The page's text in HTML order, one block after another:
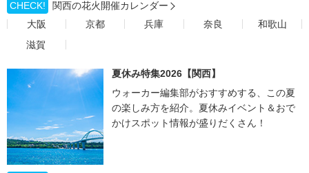
CHECK!
関西の花火開催カレンダー
大阪
京都 兵庫 奈良
和歌山
滋賀
夏休み特集2026【関西】
ウォーカー編集部がおすすめする、この夏
の楽しみ方を紹介。夏休みイベント＆おで
かけスポット情報が盛りだくさん！